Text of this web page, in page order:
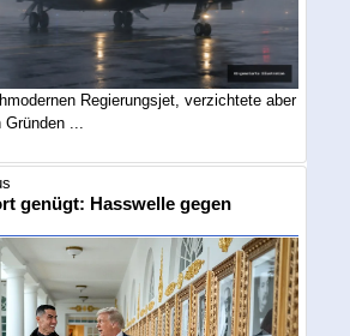
Regierungsjet, verzichtete aber
Gründen ...
genügt: Hasswelle gegen